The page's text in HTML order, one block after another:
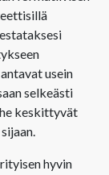
usein
selkeästi
keskittyvät
hyvin